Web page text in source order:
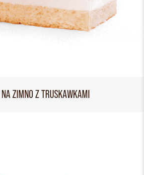
ZIMNO Z TRUSKAWKAMI